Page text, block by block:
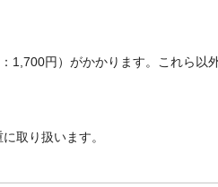
1,700円）がかかります。これら以
取り扱います。